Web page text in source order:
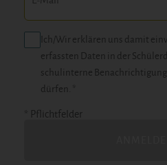
Ich/Wir erklären uns damit
erfassten Daten in der
schulinterne
dürfen. *
* Pflichtfelder